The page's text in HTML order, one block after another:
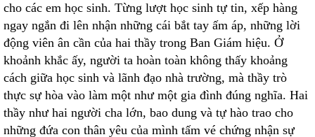
cho các em học sinh. Từng lượt học sinh tự tin, xếp hàng
ngay ngắn đi lên nhận những cái bắt tay ấm áp, những lời
động viên ân cần của hai thầy trong Ban Giám hiệu. Ở
khoảnh khắc ấy, người ta hoàn toàn không thấy khoảng
cách giữa học sinh và lãnh đạo nhà trường, mà thầy trò
thực sự hòa vào làm một như một gia đình đúng nghĩa. Hai
thầy như hai người cha lớn, bao dung và tự hào trao cho
những đứa con thân yêu của mình tấm vé chứng nhận sự